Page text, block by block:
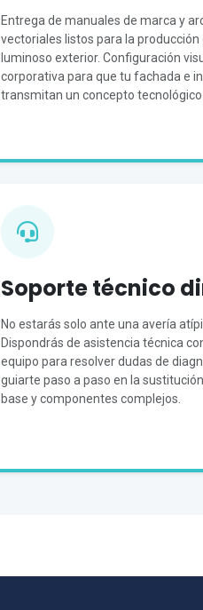
Entrega de manuales de marca y
vectoriales listos para la producción
luminoso exterior. Configuración
corporativa para que tu fachada e
transmitan un concepto tecnológico
Soporte técnico
No estarás solo ante una avería
Dispondrás de asistencia técnica
equipo para resolver dudas de
guiarte paso a paso en la
base y componentes complejos.